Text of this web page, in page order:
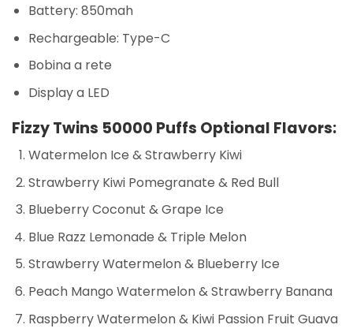
Battery: 850mah
Rechargeable: Type-C
Bobina a rete
Display a LED
Fizzy Twins 50000 Puffs Optional Flavors:
Watermelon Ice & Strawberry Kiwi
Strawberry Kiwi Pomegranate & Red Bull
Blueberry Coconut & Grape Ice
Blue Razz Lemonade & Triple Melon
Strawberry Watermelon & Blueberry Ice
Peach Mango Watermelon & Strawberry Banana
Raspberry Watermelon & Kiwi Passion Fruit Guava